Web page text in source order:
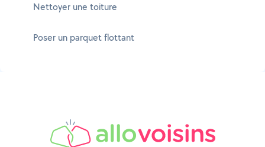
Nettoyer une toiture
Poser un parquet flottant